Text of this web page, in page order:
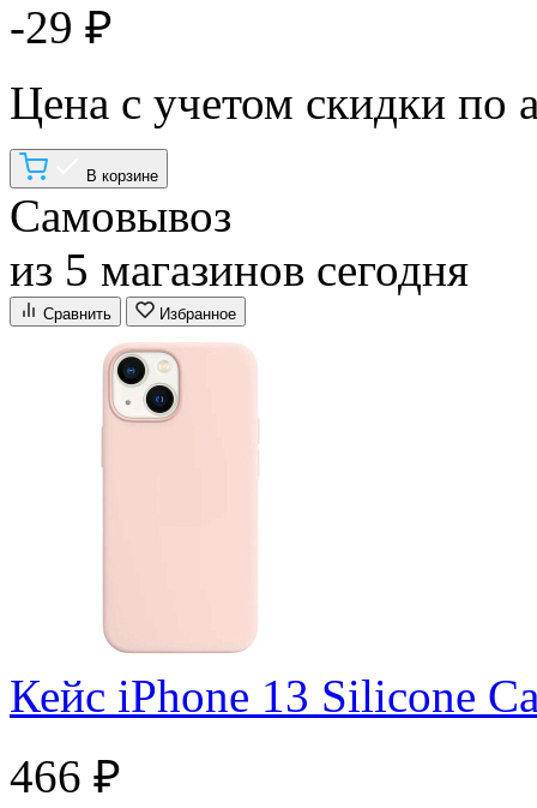
-29 ₽
Цена с учетом скидки по
В корзине
Самовывоз
из 5 магазинов сегодня
Сравнить Избранное
Кейс iPhone 13 Silicone
466 ₽